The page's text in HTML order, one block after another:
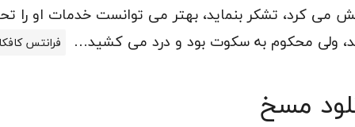
می کرد، تشکر بنماید، بهتر می توانست خدمات او را
ولی محکوم به سکوت بود و درد می کشید…
فرانتس کافکا
مسخ